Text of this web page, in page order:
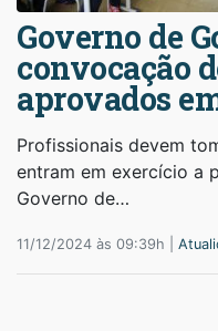
Governo de
convocação
aprovados
Profissionais devem
entram em exercício a
Governo de…
11/12/2024 às 09:39h |